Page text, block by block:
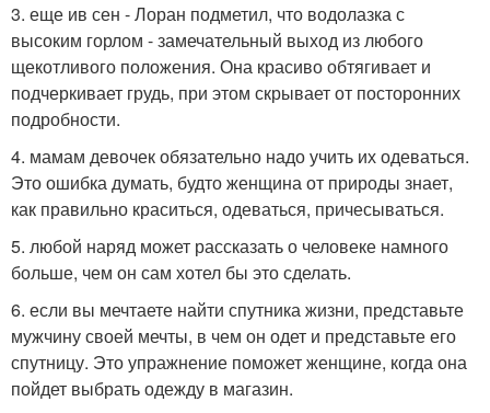
3. еще ив сен - Лоран подметил, что водолазка с
высоким горлом - замечательный выход из любого
щекотливого положения. Она красиво обтягивает и
подчеркивает грудь, при этом скрывает от посторонних
подробности.
4. мамам девочек обязательно надо учить их одеваться.
Это ошибка думать, будто женщина от природы знает,
как правильно краситься, одеваться, причесываться.
5. любой наряд может рассказать о человеке намного
больше, чем он сам хотел бы это сделать.
6. если вы мечтаете найти спутника жизни, представьте
мужчину своей мечты, в чем он одет и представьте его
спутницу. Это упражнение поможет женщине, когда она
пойдет выбрать одежду в магазин.